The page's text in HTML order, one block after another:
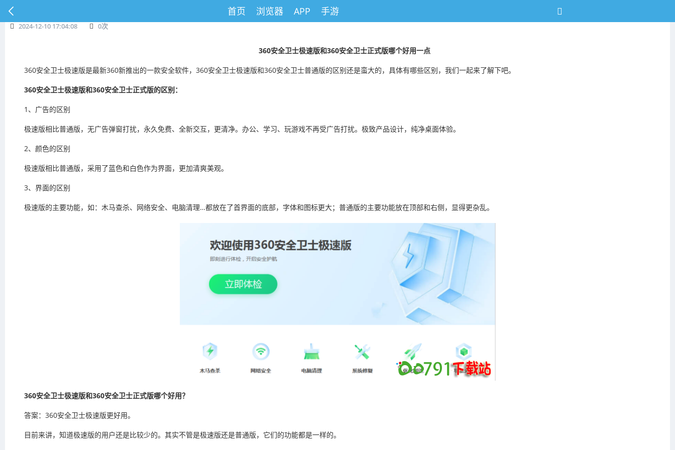
首页 浏览器 APP 手游
2024-12-10 17:04:08 0次
360安全卫士极速版和360安全卫士正式版哪个好用一点
360安全卫士极速版是最新360新推出的一款安全软件，360安全卫士极速版和360安全卫士普通版的区别还是蛮大的，具体有哪些区别，我们一起来了解下吧。
360安全卫士极速版和360安全卫士正式版的区别：
1、广告的区别
极速版相比普通版，无广告弹窗打扰，永久免费、全新交互，更清净。办公、学习、玩游戏不再受广告打扰。极致产品设计，纯净桌面体验。
2、颜色的区别
极速版相比普通版，采用了蓝色和白色作为界面，更加清爽美观。
3、界面的区别
极速版的主要功能，如：木马查杀、网络安全、电脑清理…都放在了首界面的底部，字体和图标更大；普通版的主要功能放在顶部和右侧，显得更杂乱。
360安全卫士极速版和360安全卫士正式版哪个好用？
答案：360安全卫士极速版更好用。
目前来讲，知道极速版的用户还是比较少的。其实不管是极速版还是普通版，它们的功能都是一样的。